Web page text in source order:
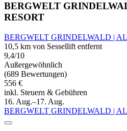
BERGWELT
RESORT
BERGWELT GRINDELWALD |
10,5 km von Sessellift entfernt
9,4/10
Außergewöhnlich
(689 Bewertungen)
556 €
inkl. Steuern & Gebühren
16. Aug.–17. Aug.
BERGWELT GRINDELWALD |